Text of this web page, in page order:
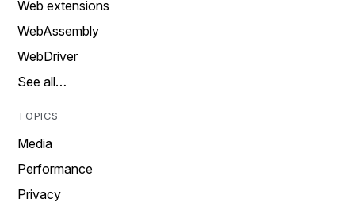
Web extensions
WebAssembly
WebDriver
See all…
TOPICS
Media
Performance
Privacy